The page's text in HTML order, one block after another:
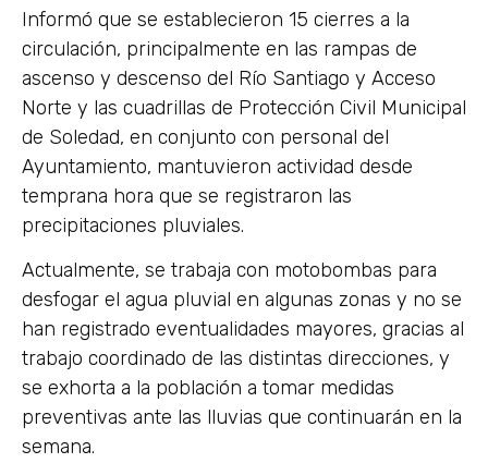
Informó que se establecieron 15 cierres a la
circulación, principalmente en las rampas de
ascenso y descenso del Río Santiago y Acceso
Norte y las cuadrillas de Protección Civil Municipal
de Soledad, en conjunto con personal del
Ayuntamiento, mantuvieron actividad desde
temprana hora que se registraron las
precipitaciones pluviales.
Actualmente, se trabaja con motobombas para
desfogar el agua pluvial en algunas zonas y no se
han registrado eventualidades mayores, gracias al
trabajo coordinado de las distintas direcciones, y
se exhorta a la población a tomar medidas
preventivas ante las lluvias que continuarán en la
semana.